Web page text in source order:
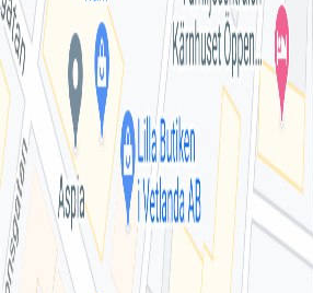
1177.se
Hitta till mottagningen
Klicka på kartan för att få vägbeskrivning.
klicka för att öppna
en interaktiv karta
Se på kartan
Omdömen från patienter